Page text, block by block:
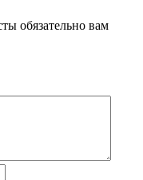
обязательно вам